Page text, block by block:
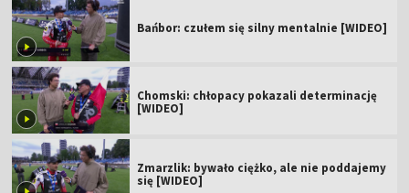
Bańbor: czułem się silny mentalnie [WIDEO]
Chomski: chłopacy pokazali determinację
[WIDEO]
Zmarzlik: bywało ciężko, ale nie poddajemy
się [WIDEO]